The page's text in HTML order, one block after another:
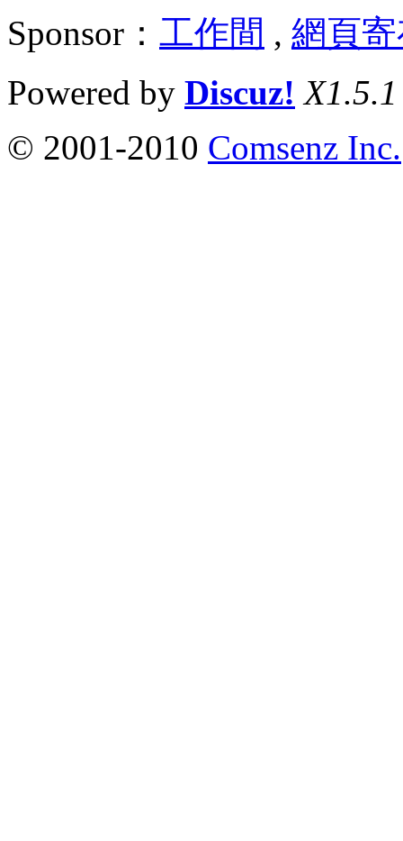
Sponsor： 工作間 , 網頁
Powered by Discuz! X1.5.1
© 2001-2010 Comsenz Inc.